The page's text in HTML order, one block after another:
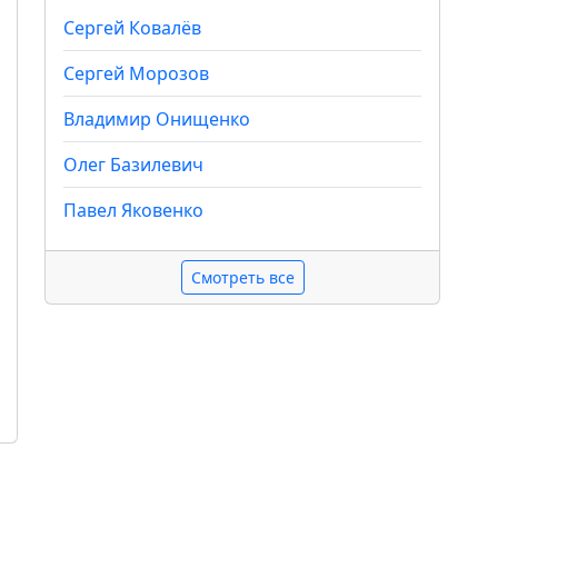
Сергей Ковалёв
Сергей Морозов
Владимир Онищенко
Олег Базилевич
Павел Яковенко
Смотреть все